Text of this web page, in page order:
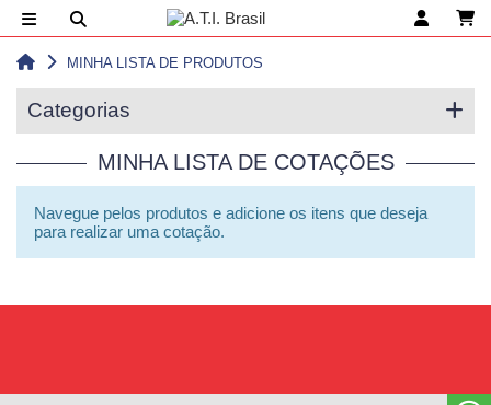
MINHA LISTA DE PRODUTOS
Categorias
MINHA LISTA DE COTAÇÕES
Navegue pelos produtos e adicione os itens que deseja
para realizar uma cotação.